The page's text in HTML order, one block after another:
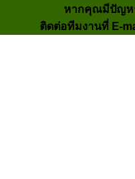
หากคุณมีปัญห
ติดต่อทีมงานที่ E-